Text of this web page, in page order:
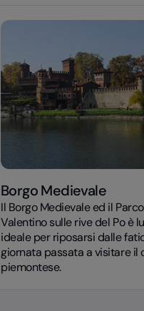
Borgo Medievale
Il Borgo Medievale ed il
Valentino sulle rive del Po è
ideale per riposarsi dalle
giornata passata a visitare il
piemontese.